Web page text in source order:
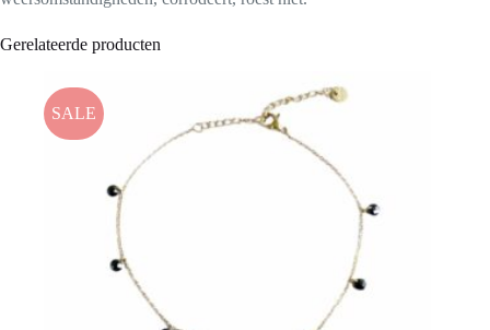
Gerelateerde producten
SALE